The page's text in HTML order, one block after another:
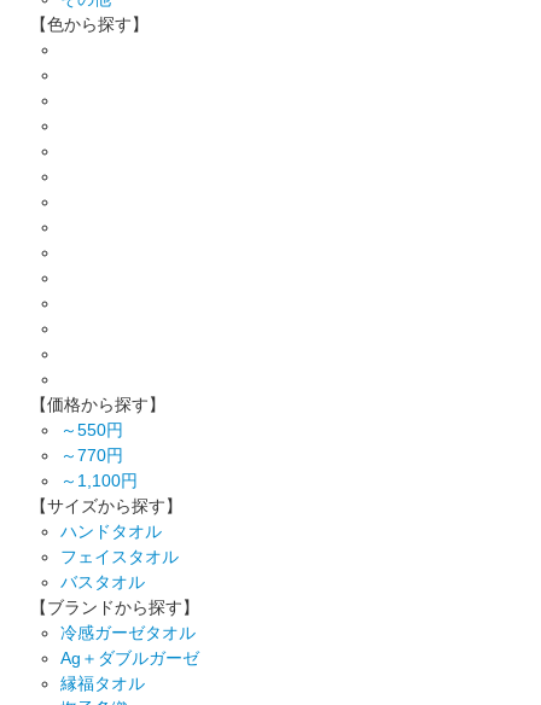
【色から探す】
【価格から探す】
～550円
～770円
～1,100円
【サイズから探す】
ハンドタオル
フェイスタオル
バスタオル
【ブランドから探す】
冷感ガーゼタオル
Ag＋ダブルガーゼ
縁福タオル